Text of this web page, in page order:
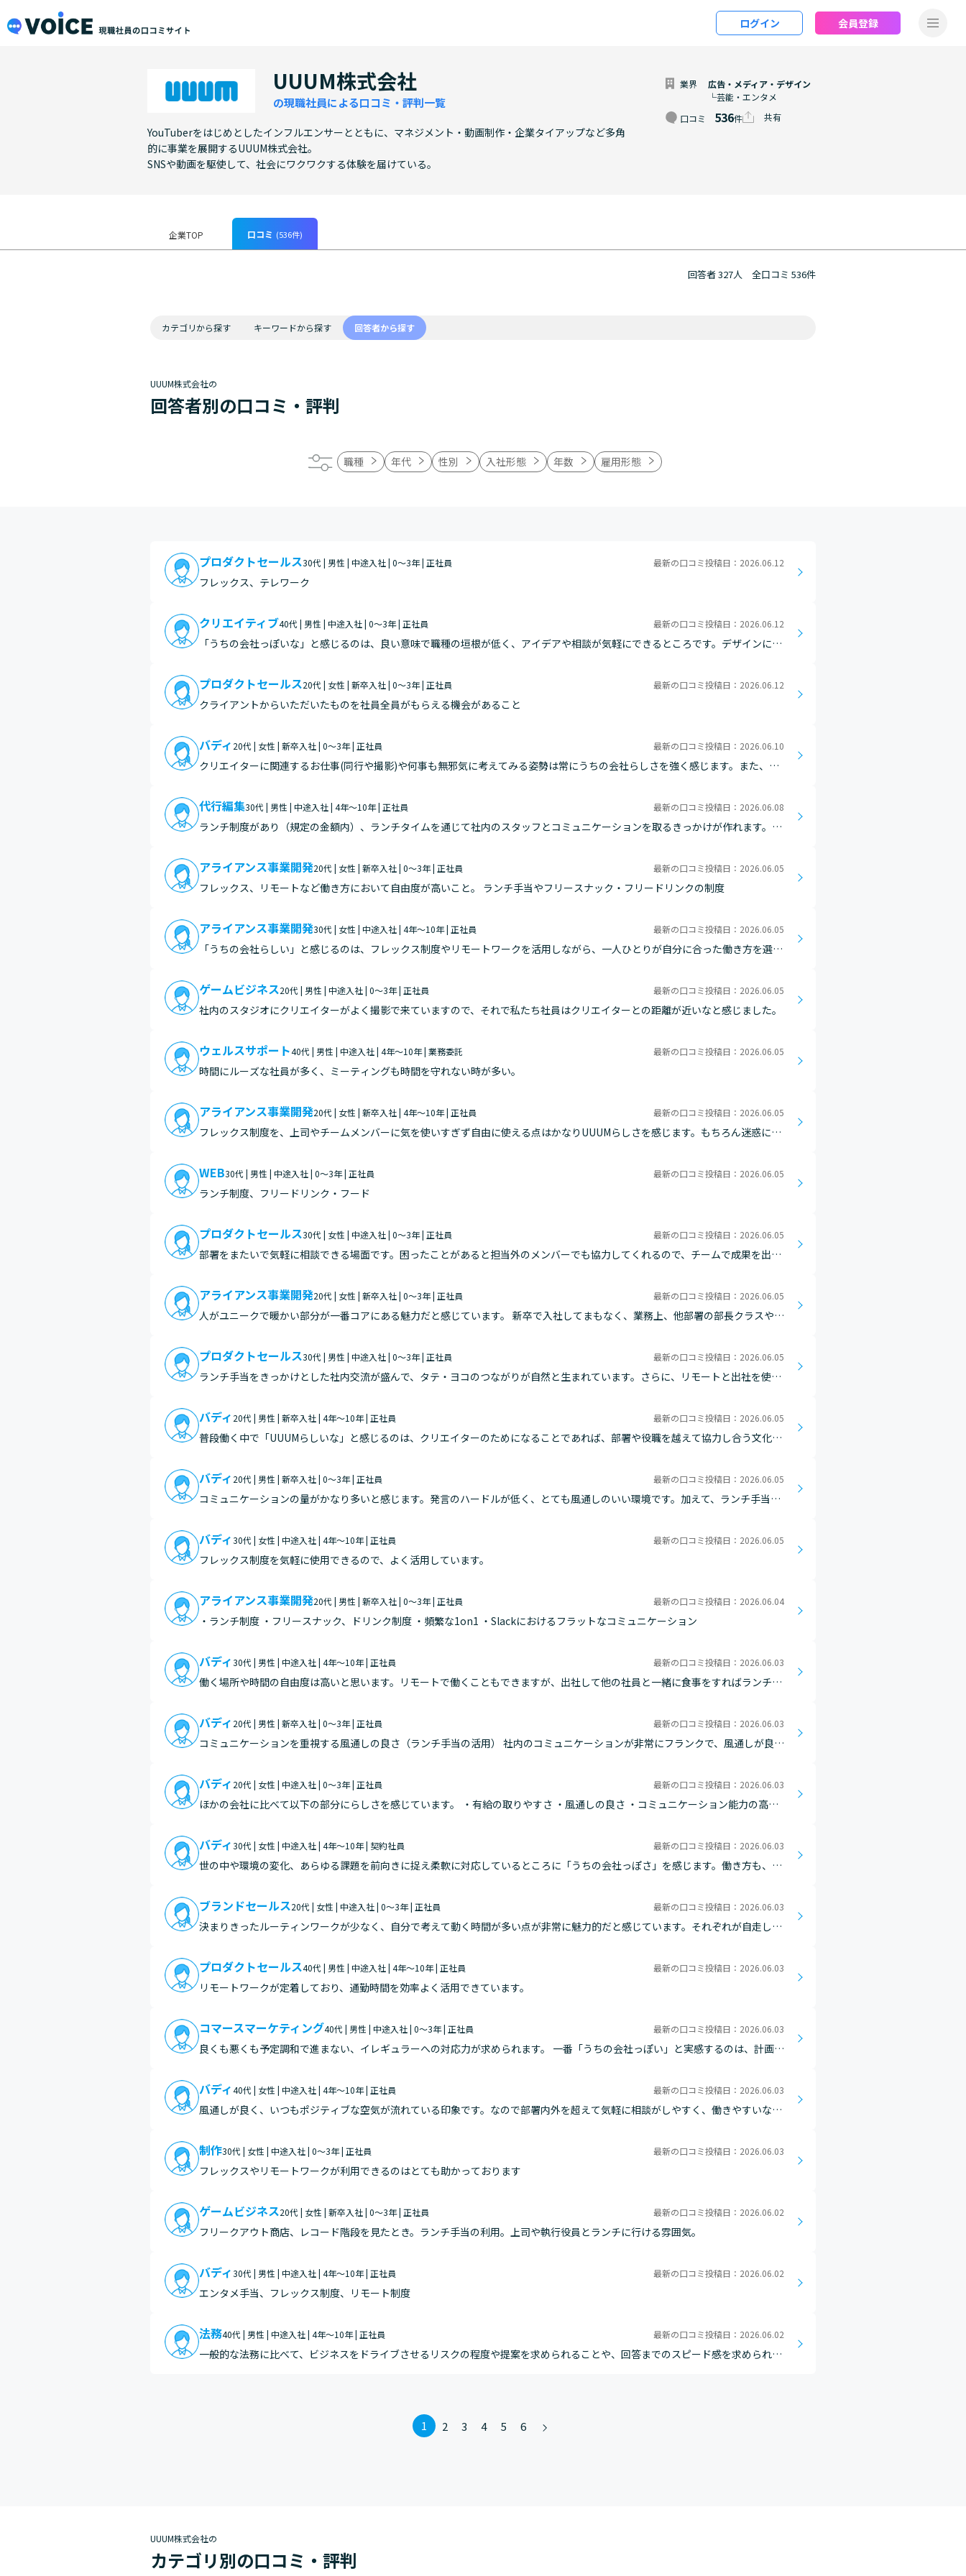
メインコンテンツにスキップ
ログイン 会員登録
UUUM株式会社
の現職社員による口コミ・評判一覧
YouTuberをはじめとしたインフルエンサーとともに、マネジメント・動画制作・企業タイアップなど多角
的に事業を展開するUUUM株式会社。
SNSや動画を駆使して、社会にワクワクする体験を届けている。
業界
広告・メディア・デザイン
└芸能・エンタメ
口コミ 536件 共有
企業TOP 口コミ (536件)
回答者 327人 全口コミ 536件
カテゴリから探す キーワードから探す 回答者から探す
UUUM株式会社の
回答者別の口コミ・評判
職種 年代 性別 入社形態 年数 雇用形態
プロダクトセールス30代 | 男性 | 中途入社 | 0～3年 | 正社員 最新の口コミ投稿日：2026.06.12
フレックス、テレワーク
クリエイティブ40代 | 男性 | 中途入社 | 0～3年 | 正社員 最新の口コミ投稿日：2026.06.12
「うちの会社っぽいな」と感じるのは、良い意味で職種の垣根が低く、アイデアや相談が気軽にできるところです。デザインにつ
が…
プロダクトセールス20代 | 女性 | 新卒入社 | 0～3年 | 正社員 最新の口コミ投稿日：2026.06.12
クライアントからいただいたものを社員全員がもらえる機会があること
バディ 20代 | 女性 | 新卒入社 | 0～3年 | 正社員 最新の口コミ投稿日：2026.06.10
クリエイターに関連するお仕事(同行や撮影)や何事も無邪気に考えてみる姿勢は常にうちの会社らしさを強く感じます。また、多
物事…
代行編集30代 | 男性 | 中途入社 | 4年～10年 | 正社員 最新の口コミ投稿日：2026.06.08
ランチ制度があり（規定の金額内）、ランチタイムを通じて社内のスタッフとコミュニケーションを取るきっかけが作れます。普
アライアンス事業開発20代 | 女性 | 新卒入社 | 0～3年 | 正社員 最新の口コミ投稿日：2026.06.05
フレックス、リモートなど働き方において自由度が高いこと。 ランチ手当やフリースナック・フリードリンクの制度
アライアンス事業開発30代 | 女性 | 中途入社 | 4年～10年 | 正社員 最新の口コミ投稿日：2026.06.05
「うちの会社らしい」と感じるのは、フレックス制度やリモートワークを活用しながら、一人ひとりが自分に合った働き方を選べ
ュニケ…
ゲームビジネス20代 | 男性 | 中途入社 | 0～3年 | 正社員 最新の口コミ投稿日：2026.06.05
社内のスタジオにクリエイターがよく撮影で来ていますので、それで私たち社員はクリエイターとの距離が近いなと感じました。
ウェルスサポート40代 | 男性 | 中途入社 | 4年～10年 | 業務委託 最新の口コミ投稿日：2026.06.05
時間にルーズな社員が多く、ミーティングも時間を守れない時が多い。
アライアンス事業開発20代 | 女性 | 新卒入社 | 4年～10年 | 正社員 最新の口コミ投稿日：2026.06.05
フレックス制度を、上司やチームメンバーに気を使いすぎず自由に使える点はかなりUUUMらしさを感じます。もちろん迷惑にな
WEB30代 | 男性 | 中途入社 | 0～3年 | 正社員 最新の口コミ投稿日：2026.06.05
ランチ制度、フリードリンク・フード
プロダクトセールス30代 | 女性 | 中途入社 | 0～3年 | 正社員 最新の口コミ投稿日：2026.06.05
部署をまたいで気軽に相談できる場面です。困ったことがあると担当外のメンバーでも協力してくれるので、チームで成果を出す
働…
アライアンス事業開発20代 | 女性 | 新卒入社 | 0～3年 | 正社員 最新の口コミ投稿日：2026.06.05
人がユニークで暖かい部分が一番コアにある魅力だと感じています。 新卒で入社してまもなく、業務上、他部署の部長クラスや、
い中…
プロダクトセールス30代 | 男性 | 中途入社 | 0～3年 | 正社員 最新の口コミ投稿日：2026.06.05
ランチ手当をきっかけとした社内交流が盛んで、タテ・ヨコのつながりが自然と生まれています。さらに、リモートと出社を使い
バディ 20代 | 男性 | 新卒入社 | 4年～10年 | 正社員 最新の口コミ投稿日：2026.06.05
普段働く中で「UUUMらしいな」と感じるのは、クリエイターのためになることであれば、部署や役職を越えて協力し合う文化で
…
バディ 20代 | 男性 | 新卒入社 | 0～3年 | 正社員 最新の口コミ投稿日：2026.06.05
コミュニケーションの量がかなり多いと感じます。発言のハードルが低く、とても風通しのいい環境です。加えて、ランチ手当を
バディ30代 | 女性 | 中途入社 | 4年～10年 | 正社員 最新の口コミ投稿日：2026.06.05
フレックス制度を気軽に使用できるので、よく活用しています。
アライアンス事業開発20代 | 男性 | 新卒入社 | 0～3年 | 正社員 最新の口コミ投稿日：2026.06.04
・ランチ制度 ・フリースナック、ドリンク制度 ・頻繁な1on1 ・Slackにおけるフラットなコミュニケーション
バディ30代 | 男性 | 中途入社 | 4年～10年 | 正社員 最新の口コミ投稿日：2026.06.03
働く場所や時間の自由度は高いと思います。リモートで働くこともできますが、出社して他の社員と一緒に食事をすればランチ手
ような…
バディ 20代 | 男性 | 新卒入社 | 0～3年 | 正社員 最新の口コミ投稿日：2026.06.03
コミュニケーションを重視する風通しの良さ（ランチ手当の活用） 社内のコミュニケーションが非常にフランクで、風通しが良い
の垣…
バディ 20代 | 女性 | 中途入社 | 0～3年 | 正社員 最新の口コミ投稿日：2026.06.03
ほかの会社に比べて以下の部分にらしさを感じています。 ・有給の取りやすさ ・風通しの良さ ・コミュニケーション能力の高さ
バディ30代 | 女性 | 中途入社 | 4年～10年 | 契約社員 最新の口コミ投稿日：2026.06.03
世の中や環境の変化、あらゆる課題を前向きに捉え柔軟に対応しているところに「うちの会社っぽさ」を感じます。働き方も、社
ブランドセールス20代 | 女性 | 中途入社 | 0～3年 | 正社員 最新の口コミ投稿日：2026.06.03
決まりきったルーティンワークが少なく、自分で考えて動く時間が多い点が非常に魅力的だと感じています。それぞれが自走して
あいあ…
プロダクトセールス40代 | 男性 | 中途入社 | 4年～10年 | 正社員 最新の口コミ投稿日：2026.06.03
リモートワークが定着しており、通勤時間を効率よく活用できています。
コマースマーケティング40代 | 男性 | 中途入社 | 0～3年 | 正社員 最新の口コミ投稿日：2026.06.03
良くも悪くも予定調和で進まない、イレギュラーへの対応力が求められます。 一番「うちの会社っぽい」と実感するのは、計画通
リ…
バディ40代 | 女性 | 中途入社 | 4年～10年 | 正社員 最新の口コミ投稿日：2026.06.03
風通しが良く、いつもポジティブな空気が流れている印象です。なので部署内外を超えて気軽に相談がしやすく、働きやすいなと
無理…
制作30代 | 女性 | 中途入社 | 0～3年 | 正社員 最新の口コミ投稿日：2026.06.03
フレックスやリモートワークが利用できるのはとても助かっております
ゲームビジネス20代 | 女性 | 新卒入社 | 0～3年 | 正社員 最新の口コミ投稿日：2026.06.02
フリークアウト商店、レコード階段を見たとき。ランチ手当の利用。上司や執行役員とランチに行ける雰囲気。
バディ30代 | 男性 | 中途入社 | 4年～10年 | 正社員 最新の口コミ投稿日：2026.06.02
エンタメ手当、フレックス制度、リモート制度
法務40代 | 男性 | 中途入社 | 4年～10年 | 正社員 最新の口コミ投稿日：2026.06.02
一般的な法務に比べて、ビジネスをドライブさせるリスクの程度や提案を求められることや、回答までのスピード感を求められる
1 2 3 4 5 6
UUUM株式会社の
カテゴリ別の口コミ・評判